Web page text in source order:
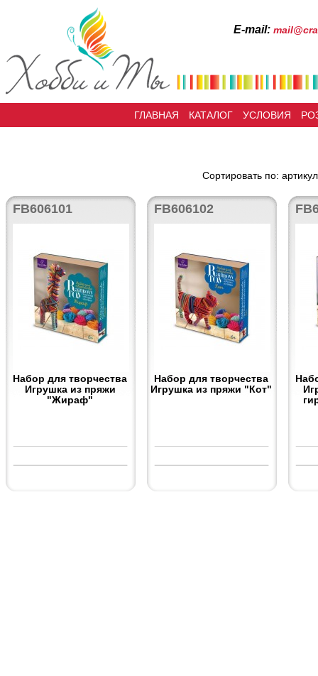
Е-mail:
ГЛАВНАЯ КАТАЛОГ УСЛОВИЯ
Сортировать по:
FB606101
Набор для творчества
Игрушка из пряжи
"Жираф"
FB606102
Набор для творчества
Игрушка из пряжи "Кот"